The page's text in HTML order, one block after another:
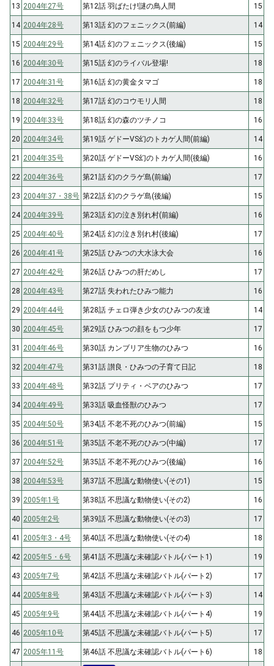
13 2004年27号 第12話 羽ばたけ!謎の鳥人間 15
14 2004年28号 第13話 幻のフェニックス(前編) 14
15 2004年29号 第14話 幻のフェニックス(後編) 15
16 2004年30号 第15話 幻のライバル登場! 18
17 2004年31号 第16話 幻の黄金タマゴ 18
18 2004年32号 第17話 幻のコウモリ人間 18
19 2004年33号 第18話 幻の森のツチノコ 16
20 2004年34号 第19話 ゲドーVS幻のトカゲ人間(前編) 14
21 2004年35号 第20話 ゲドーVS幻のトカゲ人間(後編) 16
22 2004年36号 第21話 幻のクラゲ島(前編) 17
23 2004年37・38号 第22話 幻のクラゲ島(後編) 15
24 2004年39号 第23話 幻の泣き別れ村(前編) 16
25 2004年40号 第24話 幻の泣き別れ村(後編) 17
26 2004年41号 第25話 ひみつの大水泳大会 16
27 2004年42号 第26話 ひみつの肝だめし 17
28 2004年43号 第27話 失われたひみつ能力 16
29 2004年44号 第28話 チェロ弾き少女のひみつの友達 14
30 2004年45号 第29話 ひみつの顔をもつ少年 17
31 2004年46号 第30話 カンブリア生物のひみつ 16
32 2004年47号 第31話 讃良・ひみつの子育て日記 18
33 2004年48号 第32話 プリティ・ベアのひみつ 17
34 2004年49号 第33話 吸血怪獣のひみつ 17
35 2004年50号 第34話 不老不死のひみつ(前編) 15
36 2004年51号 第35話 不老不死のひみつ(中編) 17
37 2004年52号 第35話 不老不死のひみつ(後編) 16
38 2004年53号 第37話 不思議な動物使い(その1) 15
39 2005年1号 第38話 不思議な動物使い(その2) 16
40 2005年2号 第39話 不思議な動物使い(その3) 17
41 2005年3・4号 第40話 不思議な動物使い(その4) 18
42 2005年5・6号 第41話 不思議な未確認バトル(パート1) 19
43 2005年7号 第42話 不思議な未確認バトル(パート2) 17
44 2005年8号 第43話 不思議な未確認バトル(パート3) 14
45 2005年9号 第44話 不思議な未確認バトル(パート4) 19
46 2005年10号 第45話 不思議な未確認バトル(パート5) 17
47 2005年11号 第46話 不思議な未確認バトル(パート6) 18